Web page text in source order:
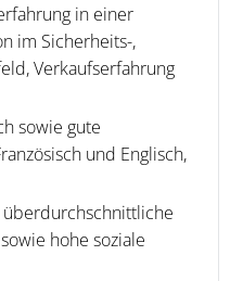
in einer
im Sicherheits-,
Verkaufserfahrung
sowie gute
und Englisch,
hohe soziale